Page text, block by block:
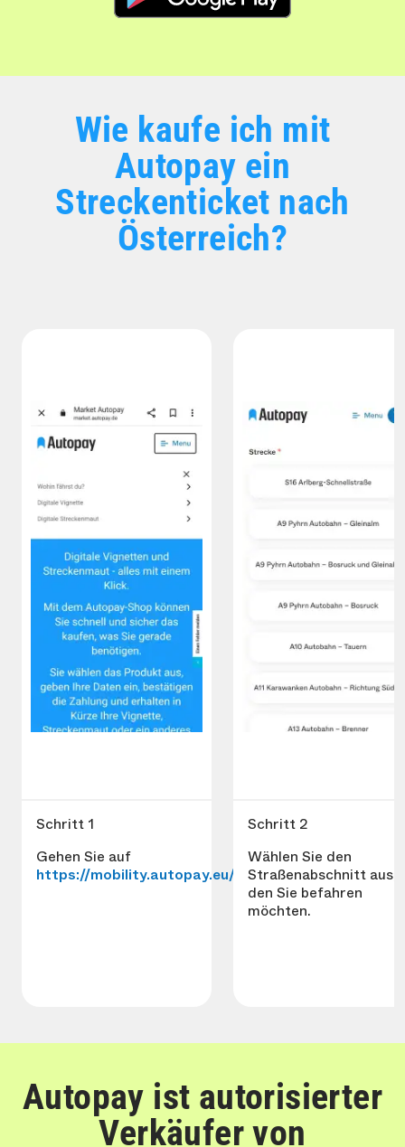
Wie kaufe ich mit
Autopay ein
Streckenticket nach
Österreich?
Schritt 1
Gehen Sie auf
https://mobility.autopay.eu/de/
Schritt 2
Wählen Sie den
Straßenabschnitt aus,
den Sie befahren
möchten.
Autopay ist autorisierter
Verkäufer von